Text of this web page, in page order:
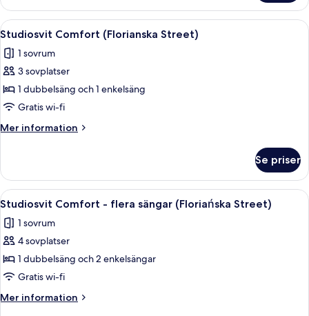
Deluxe
(Florianska
Street)
Öppna
alla
foton
för
Studiosvit
Comfort
(Florianska
Street)
Ett modernt hotellrum med en
4
Studiosvit Comfort (Florianska Street)
1 sovrum
3 sovplatser
1 dubbelsäng och 1 enkelsäng
Gratis wi-fi
Mer information
Mer
Comfort
(Florianska
Street)
Se priser
Öppna
alla
foton
för
Studiosvit
Comfort
-
flera
Ett hotellrum med en stor säng, en
1
Studiosvit Comfort - flera sängar (Floriańska Street)
1 sovrum
4 sovplatser
1 dubbelsäng och 2 enkelsängar
Gratis wi-fi
Mer information
Mer